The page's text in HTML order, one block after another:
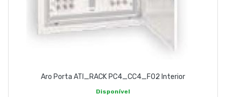
Aro Porta ATI_RACK PC4_CC4_FO2 Interior
Disponível